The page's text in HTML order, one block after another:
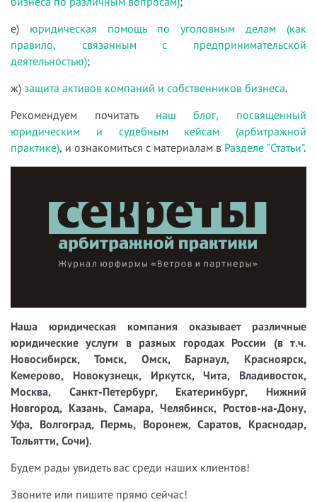
е) юридическая помощь по уголовным делам (как
правило, связанным с предпринимательской
деятельностью);
ж) защита активов компаний и собственников бизнеса.
Рекомендуем почитать наш блог, посвященный
юридическим и судебным кейсам (арбитражной
практике), и ознакомиться с материалам в Разделе "Статьи".
Наша юридическая компания оказывает различные
юридические услуги в разных городах России (в т.ч.
Новосибирск, Томск, Омск, Барнаул, Красноярск,
Кемерово, Новокузнецк, Иркутск, Чита, Владивосток,
Москва, Санкт-Петербург, Екатеринбург, Нижний
Новгород, Казань, Самара, Челябинск, Ростов-на-Дону,
Уфа, Волгоград, Пермь, Воронеж, Саратов, Краснодар,
Тольятти, Сочи).
Будем рады увидеть вас среди наших клиентов!
Звоните или пишите прямо сейчас!